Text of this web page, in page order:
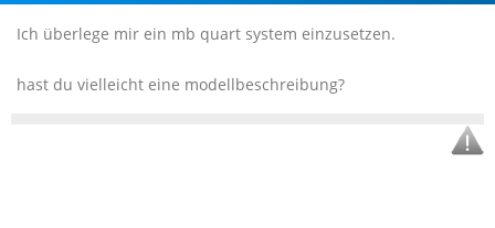
Ich überlege mir ein mb quart system einzusetzen.
hast du vielleicht eine modellbeschreibung?